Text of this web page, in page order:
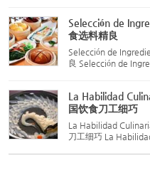
l...
Selección de
食选料精良
Selección de
良 Selección de
a...
La Habilidad
国饮食刀工细巧
La Habilidad
刀工细巧 La
ara tratar los